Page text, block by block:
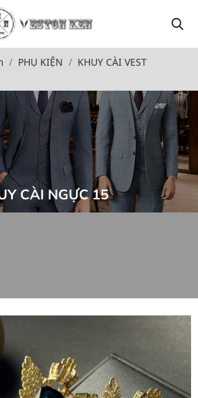
PHỤ KIỆN
KHUY CÀI VEST
CÀI NGỰC 15